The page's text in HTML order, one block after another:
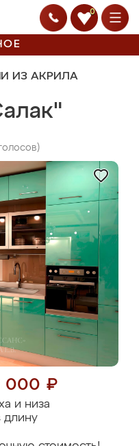
0
ИЗ АКРИЛА
000 ₽
и низа
длину